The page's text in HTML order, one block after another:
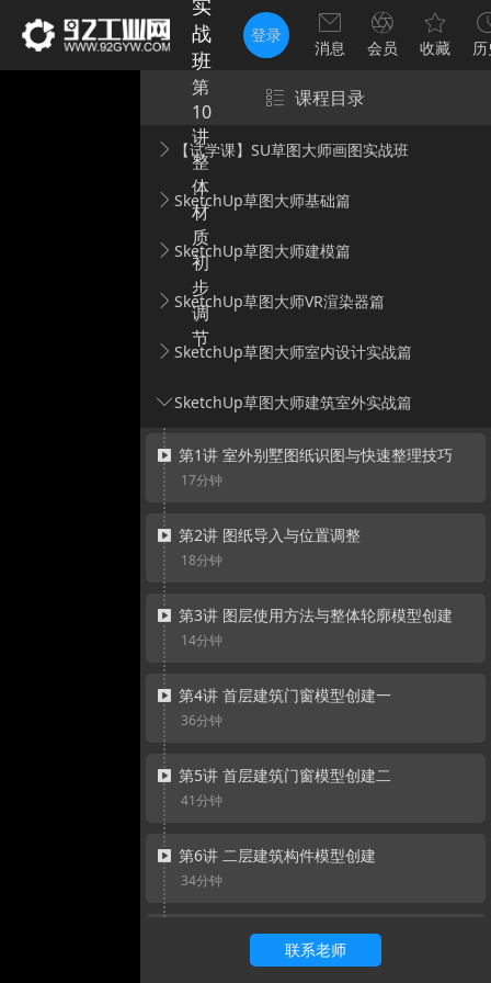
实
战
班
第
10
讲
整
体
材
质
初
步
调
节
登录
消息 会员 收藏
课程目录
【试学课】SU草图大师画图实战班
SketchUp草图大师基础篇
SketchUp草图大师建模篇
SketchUp草图大师VR渲染器篇
SketchUp草图大师室内设计实战篇
SketchUp草图大师建筑室外实战篇
第1讲 室外别墅图纸识图与快速整理技巧
17分钟
第2讲 图纸导入与位置调整
18分钟
第3讲 图层使用方法与整体轮廓模型创建
14分钟
第4讲 首层建筑门窗模型创建一
36分钟
第5讲 首层建筑门窗模型创建二
41分钟
第6讲 二层建筑构件模型创建
34分钟
第7讲 三层建筑构件模型创建一
联系老师